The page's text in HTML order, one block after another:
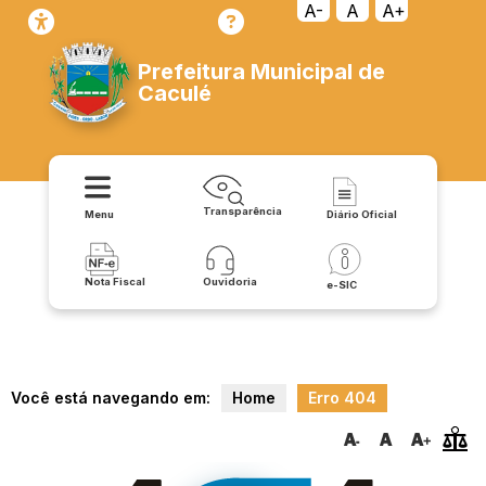
cessoainformacao/sic_servico_de_informacoes_ao_cidadao
A- A A+
Prefeitura Municipal de
Caculé
Menu Transparência Diário Oficial
Nota Fiscal Ouvidoria e-SIC
Você está navegando em: Home Erro 404